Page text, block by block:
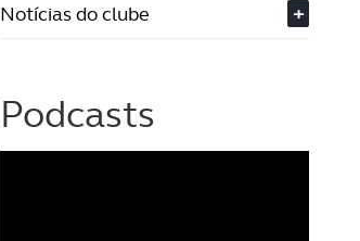
Notícias do clube
+
Podcasts